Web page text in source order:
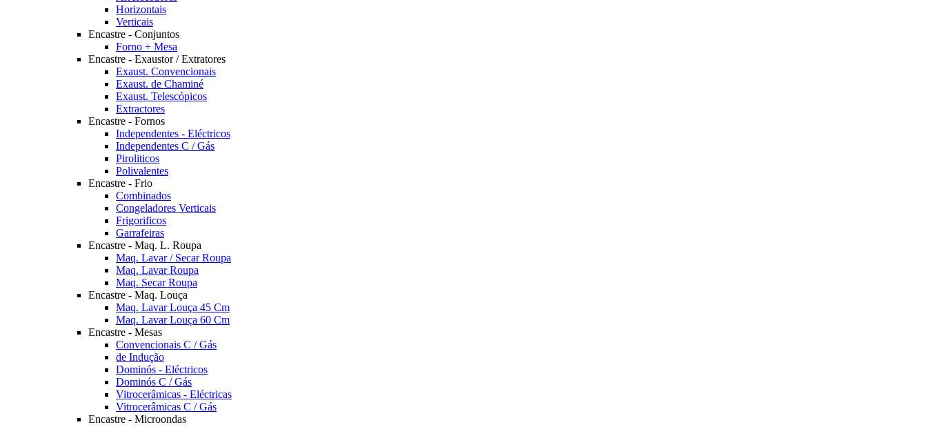
Horizontais
Verticais
Encastre - Conjuntos
Forno + Mesa
Encastre - Exaustor / Extratores
Exaust. Convencionais
Exaust. de Chaminé
Exaust. Telescópicos
Extractores
Encastre - Fornos
Independentes - Eléctricos
Independentes C / Gás
Piroliticos
Polivalentes
Encastre - Frio
Combinados
Congeladores Verticais
Frigorificos
Garrafeiras
Encastre - Maq. L. Roupa
Maq. Lavar / Secar Roupa
Maq. Lavar Roupa
Maq. Secar Roupa
Encastre - Maq. Louça
Maq. Lavar Louça 45 Cm
Maq. Lavar Louça 60 Cm
Encastre - Mesas
Convencionais C / Gás
de Indução
Dominós - Eléctricos
Dominós C / Gás
Vitrocerâmicas - Eléctricas
Vitrocerâmicas C / Gás
Encastre - Microondas